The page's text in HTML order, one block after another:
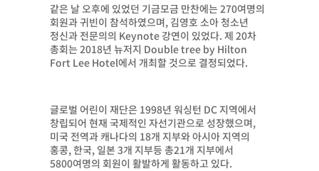
같은 날 오후에 있었던 기금모금 만찬에는 270여명의
회원과 귀빈이 참석하였으며, 김영호 소아 청소년
정신과 전문의의 Keynote 강연이 있었다. 제 20차
총회는 2018년 뉴저지 Double tree by Hilton
Fort Lee Hotel에서 개최할 것으로 결정되었다.
글로벌 어린이 재단은 1998년 워싱턴 DC 지역에서
창립되어 현재 국제적인 자선기관으로 성장했으며,
미국 전역과 캐나다의 18개 지부와 아시아 지역의
홍콩, 한국, 일본 3개 지부등 총21개 지부에서
5800여명의 회원이 활발하게 활동하고 있다.